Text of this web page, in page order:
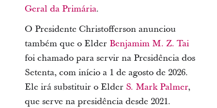
Geral da Primária.
O Presidente Christofferson anunciou
também que o Elder Benjamim M. Z. Tai
foi chamado para servir na Presidência dos
Setenta, com início a 1 de agosto de 2026.
Ele irá substituir o Elder S. Mark Palmer,
que serve na presidência desde 2021.